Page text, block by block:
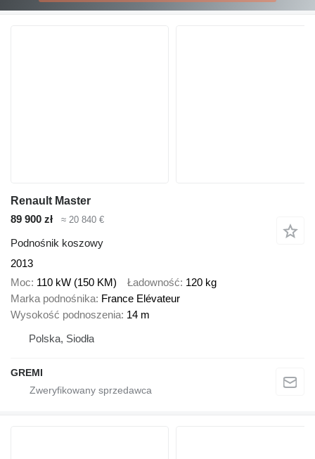
Renault Master
89 900 zł
≈ 20 840 €
Podnośnik koszowy
2013
Moc 110 kW (150 KM) Ładowność 120 kg
Marka podnośnika France Elévateur
Wysokość podnoszenia 14 m
Polska, Siodła
GREMI